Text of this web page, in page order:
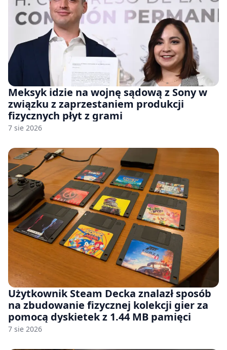
Meksyk idzie na wojnę sądową z Sony w
związku z zaprzestaniem produkcji
fizycznych płyt z grami
7 sie 2026
Użytkownik Steam Decka znalazł sposób
na zbudowanie fizycznej kolekcji gier za
pomocą dyskietek z 1.44 MB pamięci
7 sie 2026